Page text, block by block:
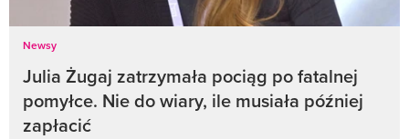
Newsy
Julia Żugaj zatrzymała pociąg po fatalnej
pomyłce. Nie do wiary, ile musiała później
zapłacić